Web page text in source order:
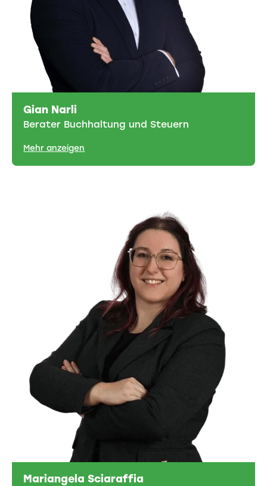
Gian Narli
Berater Buchhaltung und Steuern
Mehr anzeigen
Mariangela Sciaraffia